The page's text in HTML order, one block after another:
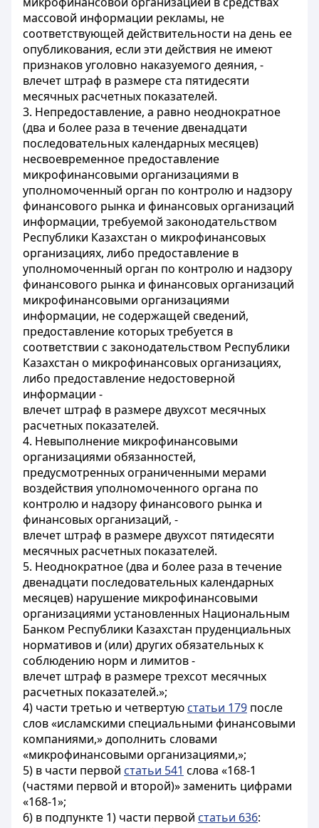
массовой информации рекламы, не
соответствующей действительности на день ее
опубликования, если эти действия не имеют
признаков уголовно наказуемого деяния, -
влечет штраф в размере ста пятидесяти
месячных расчетных показателей.
3. Непредоставление, а равно неоднократное
(два и более раза в течение двенадцати
последовательных календарных месяцев)
несвоевременное предоставление
микрофинансовыми организациями в
уполномоченный орган по контролю и надзору
финансового рынка и финансовых организаций
информации, требуемой законодательством
Республики Казахстан о микрофинансовых
организациях, либо предоставление в
уполномоченный орган по контролю и надзору
финансового рынка и финансовых организаций
микрофинансовыми организациями
информации, не содержащей сведений,
предоставление которых требуется в
соответствии с законодательством Республики
Казахстан о микрофинансовых организациях,
либо предоставление недостоверной
информации -
влечет штраф в размере двухсот месячных
расчетных показателей.
4. Невыполнение микрофинансовыми
организациями обязанностей,
предусмотренных ограниченными мерами
воздействия уполномоченного органа по
контролю и надзору финансового рынка и
финансовых организаций, -
влечет штраф в размере двухсот пятидесяти
месячных расчетных показателей.
5. Неоднократное (два и более раза в течение
двенадцати последовательных календарных
месяцев) нарушение микрофинансовыми
организациями установленных Национальным
Банком Республики Казахстан пруденциальных
нормативов и (или) других обязательных к
соблюдению норм и лимитов -
влечет штраф в размере трехсот месячных
расчетных показателей.»;
4) части третью и четвертую статьи 179 после
слов «исламскими специальными финансовыми
компаниями,» дополнить словами
«микрофинансовыми организациями,»;
5) в части первой статьи 541 слова «168-1
(частями первой и второй)» заменить цифрами
«168-1»;
6) в подпункте 1) части первой статьи 636: